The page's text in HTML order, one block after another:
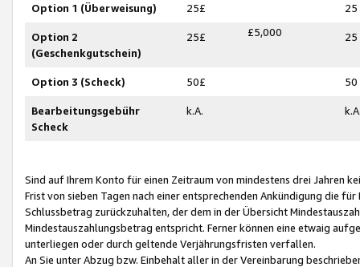
Option 1 (Überweisung) 25£ 25
Option 2
(Geschenkgutschein)
25£ £5,000 25
Option 3 (Scheck) 50£ 50
Bearbeitungsgebühr
Scheck
k.A.
Sind auf Ihrem Konto für einen Zeitraum von mindestens drei Jahren
Frist von sieben Tagen nach einer entsprechenden Ankündigung die
Schlussbetrag zurückzuhalten, der dem in der Übersicht
Mindestauszahlungsbetrag entspricht. Ferner können eine etwaig
unterliegen oder durch geltende Verjährungsfristen verfallen.
An Sie unter Abzug bzw. Einbehalt aller in der Vereinbarung